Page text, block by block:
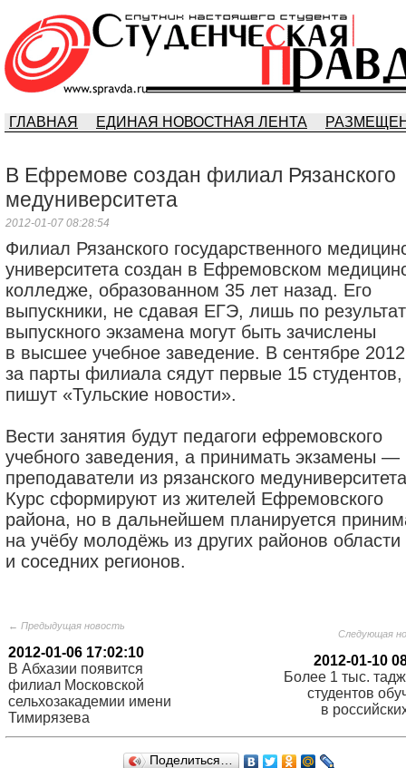
ГЛАВНАЯ ЕДИНАЯ НОВОСТНАЯ ЛЕНТА
В Ефремове создан филиал Рязанского
медуниверситета
2012-01-07 08:28:54
Филиал Рязанского государственного
университета создан в Ефремовском
колледже, образованном 35 лет назад. Его
выпускники, не сдавая ЕГЭ, лишь по
выпускного экзамена могут быть зачислены
в высшее учебное заведение. В сентябре
за парты филиала сядут первые 15 студентов,
пишут «Тульские новости».
Вести занятия будут педагоги ефремовского
учебного заведения, а принимать экзамены —
преподаватели из рязанского
Курс сформируют из жителей Ефремовского
района, но в дальнейшем планируется
на учёбу молодёжь из других районов области
и соседних регионов.
← Предыдущая новость
2012-01-06 17:02:10
В Абхазии появится
филиал Московской
сельхозакадемии имени
Тимирязева
Следующая
2012-01-10
Более 1 тыс.
студентов
в
Поделиться…